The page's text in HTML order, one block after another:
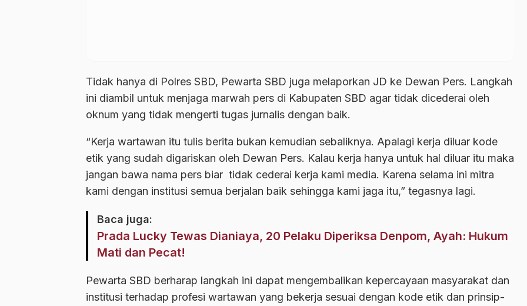
Tidak hanya di Polres SBD, Pewarta SBD juga melaporkan JD ke Dewan Pers. Langkah
ini diambil untuk menjaga marwah pers di Kabupaten SBD agar tidak dicederai oleh
oknum yang tidak mengerti tugas jurnalis dengan baik.
“Kerja wartawan itu tulis berita bukan kemudian sebaliknya. Apalagi kerja diluar kode
etik yang sudah digariskan oleh Dewan Pers. Kalau kerja hanya untuk hal diluar itu maka
jangan bawa nama pers biar tidak cederai kerja kami media. Karena selama ini mitra
kami dengan institusi semua berjalan baik sehingga kami jaga itu,” tegasnya lagi.
Baca juga:
Prada Lucky Tewas Dianiaya, 20 Pelaku Diperiksa Denpom, Ayah: Hukum
Mati dan Pecat!
Pewarta SBD berharap langkah ini dapat mengembalikan kepercayaan masyarakat dan
institusi terhadap profesi wartawan yang bekerja sesuai dengan kode etik dan prinsip-